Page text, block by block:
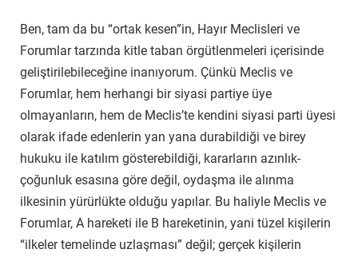
Ben, tam da bu “ortak kesen”in, Hayır Meclisleri ve
Forumlar tarzında kitle taban örgütlenmeleri içerisinde
geliştirilebileceğine inanıyorum. Çünkü Meclis ve
Forumlar, hem herhangi bir siyasi partiye üye
olmayanların, hem de Meclis’te kendini siyasi parti üyesi
olarak ifade edenlerin yan yana durabildiği ve birey
hukuku ile katılım gösterebildiği, kararların azınlık-
çoğunluk esasına göre değil, oydaşma ile alınma
ilkesinin yürürlükte olduğu yapılar. Bu haliyle Meclis ve
Forumlar, A hareketi ile B hareketinin, yani tüzel kişilerin
“ilkeler temelinde uzlaşması” değil; gerçek kişilerin